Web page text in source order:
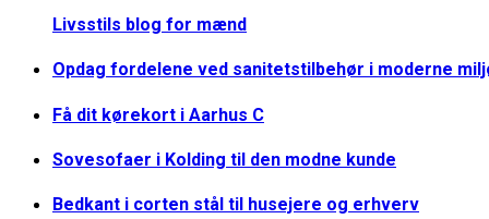
Livsstils blog for mænd
Opdag fordelene ved sanitetstilbehør i moderne
Få dit kørekort i Aarhus C
Sovesofaer i Kolding til den modne kunde
Bedkant i corten stål til husejere og erhverv